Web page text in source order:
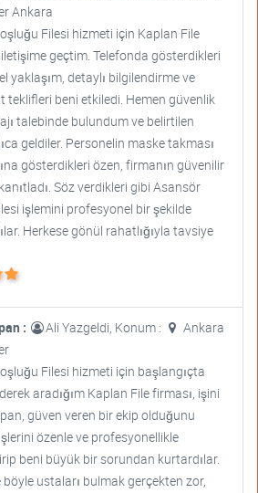
Ankara
Filesi hizmeti için Kaplan File
geçtim. Telefonda gösterdikleri
yaklaşım, detaylı bilgilendirme ve
teklifleri beni etkiledi. Hemen güvenlik
talebinde bulundum ve belirtilen
geldiler. Personelin maske takması
gösterdikleri özen, firmanın güvenilir
Söz verdikleri gibi Asansör
işlemini profesyonel bir şekilde
Herkese gönül rahatlığıyla tavsiye
: Ali Yazgeldi, Konum :
Ankara
Filesi hizmeti için başlangıçta
aradığım Kaplan File firması, işini
güven veren bir ekip olduğunu
özenle ve profesyonellikle
beni büyük bir sorundan kurtardılar.
böyle ustaları bulmak gerçekten zor,